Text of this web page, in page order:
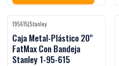
-24%OFF
195615|Stanley
Caja Metal-Plástico 20"
FatMax Con Bandeja
Stanley 1-95-615